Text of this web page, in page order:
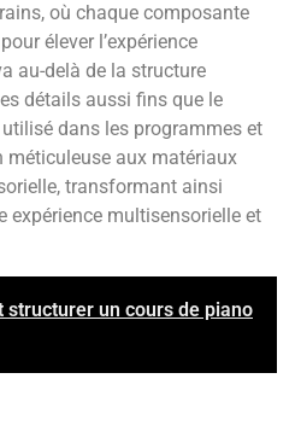
où chaque composante
élever l’expérience
au-delà de la structure
détails aussi fins que le
utilisé dans les programmes et
méticuleuse aux matériaux
transformant ainsi
expérience multisensorielle et
structurer un cours de piano